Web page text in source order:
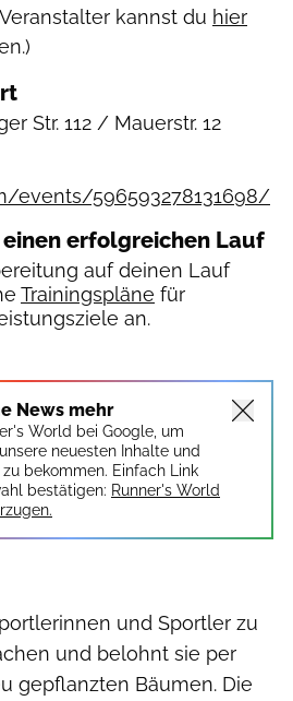
kannst du hier
Str. 112 / Mauerstr. 12
events/596593278131698/
erfolgreichen Lauf
auf deinen Lauf
Trainingspläne für
an.
News mehr
World bei Google, um
neuesten Inhalte und
bekommen. Einfach Link
bestätigen: Runner's World
und Sportler zu
und belohnt sie per
gepflanzten Bäumen. Die